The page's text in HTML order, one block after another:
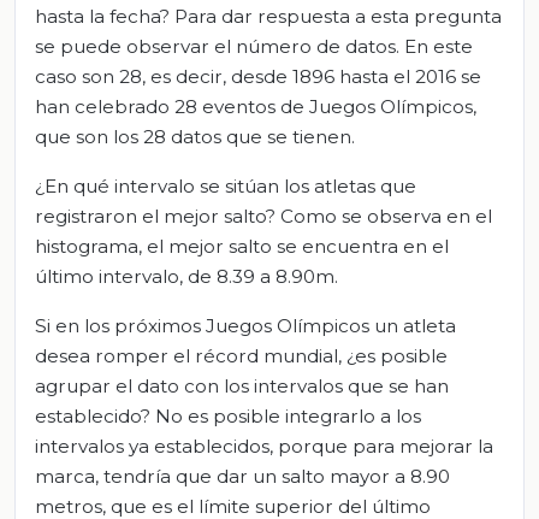
hasta la fecha? Para dar respuesta a esta pregunta
se puede observar el número de datos. En este
caso son 28, es decir, desde 1896 hasta el 2016 se
han celebrado 28 eventos de Juegos Olímpicos,
que son los 28 datos que se tienen.
¿En qué intervalo se sitúan los atletas que
registraron el mejor salto? Como se observa en el
histograma, el mejor salto se encuentra en el
último intervalo, de 8.39 a 8.90m.
Si en los próximos Juegos Olímpicos un atleta
desea romper el récord mundial, ¿es posible
agrupar el dato con los intervalos que se han
establecido? No es posible integrarlo a los
intervalos ya establecidos, porque para mejorar la
marca, tendría que dar un salto mayor a 8.90
metros, que es el límite superior del último